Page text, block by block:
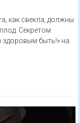
как свекла, должны
Секретом
быть!» на